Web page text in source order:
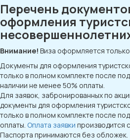
Перечень
оформления
Внимание! Виза оформляется
Документы для оформления
только в полном комплекте после
наличии не менее 50% оплаты.
Для заявок, забронированных по
документы для оформления
только в полном комплекте после
оплаты. Оплата заявки производится
Паспорта принимаются без обложек.